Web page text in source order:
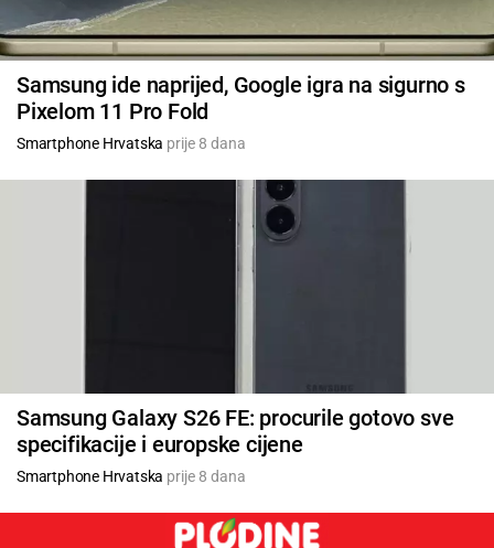
Samsung ide naprijed, Google igra na sigurno s
Pixelom 11 Pro Fold
Smartphone Hrvatska prije 8 dana
Samsung Galaxy S26 FE: procurile gotovo sve
specifikacije i europske cijene
Smartphone Hrvatska prije 8 dana